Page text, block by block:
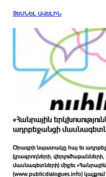
ՏԵՍՆԵԼ ԱՎԵԼԻՆ
«Հանրային
ադրբեջանցի
Ծրագրի նպատակը հայ եւ
(լրագրողների,
մասնագետների) միջեւ «Հանրային
(www.publicdialogues.info)